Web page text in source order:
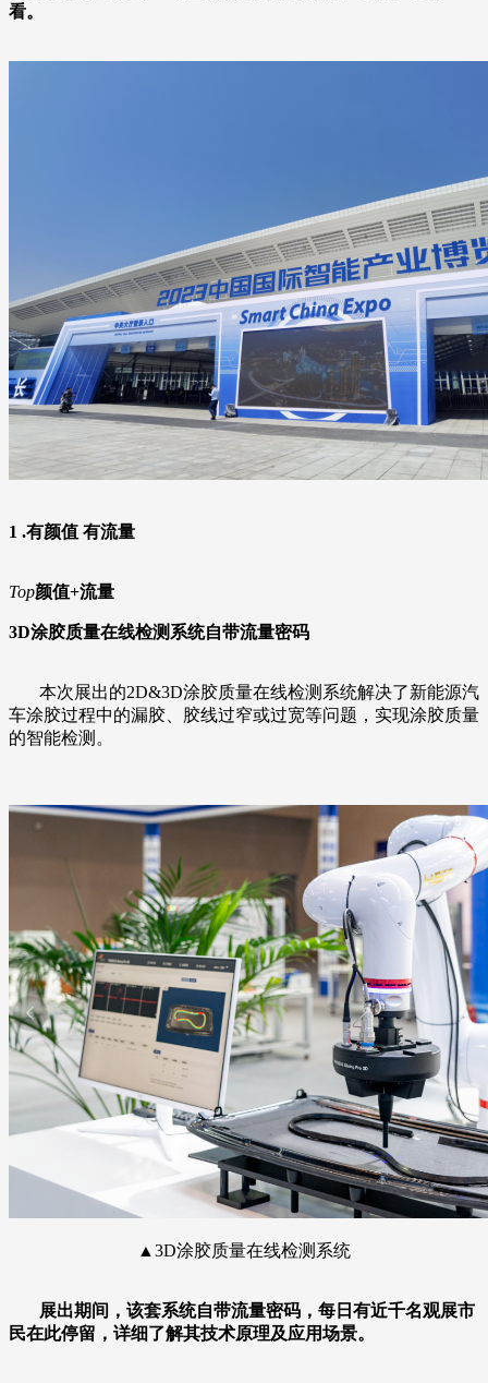
看。
1 .有颜值 有流量
Top颜值+流量
3D涂胶质量在线检测系统自带流量密码
本次展出的2D&3D涂胶质量在线检测系统解决了新能源汽
车涂胶过程中的漏胶、胶线过窄或过宽等问题，实现涂胶质量
的智能检测。
▲3D涂胶质量在线检测系统
展出期间，该套系统自带流量密码，每日有近千名观展市
民在此停留，详细了解其技术原理及应用场景。